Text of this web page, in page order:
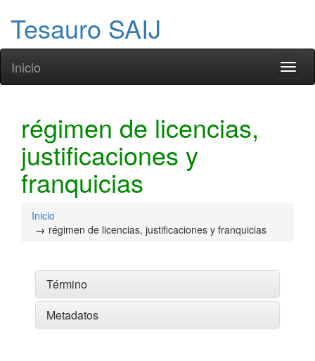
Tesauro SAIJ
Inicio
régimen de licencias,
justificaciones y
franquicias
Inicio
régimen de licencias, justificaciones y franquicias
Término
Metadatos